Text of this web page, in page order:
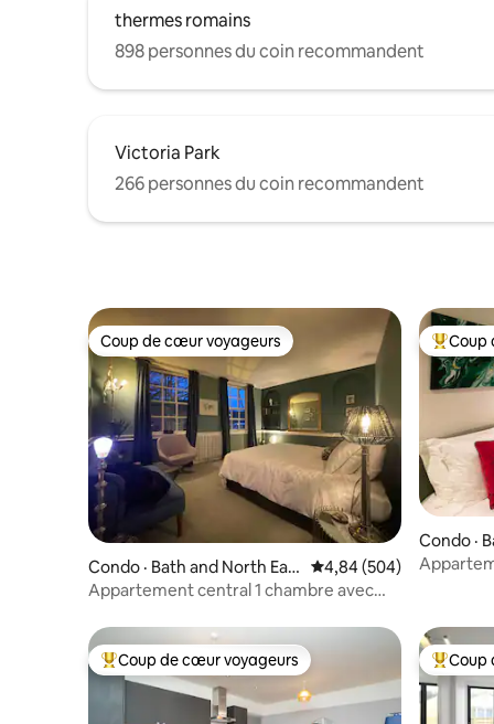
thermes romains
898 personnes du coin recommandent
Victoria Park
266 personnes du coin recommandent
Coup de cœur voyageurs
Coup de cœur voyageurs
Condo · Bath and North East
Somerset
Note moyenne de 4,84
4,84 (504)
Appartement central 1 chambre avec
Coup
Coup
Condo ·
Coup de cœur voyageurs parmi les plus aimés
Coup de cœur voyageurs Coup
Coup